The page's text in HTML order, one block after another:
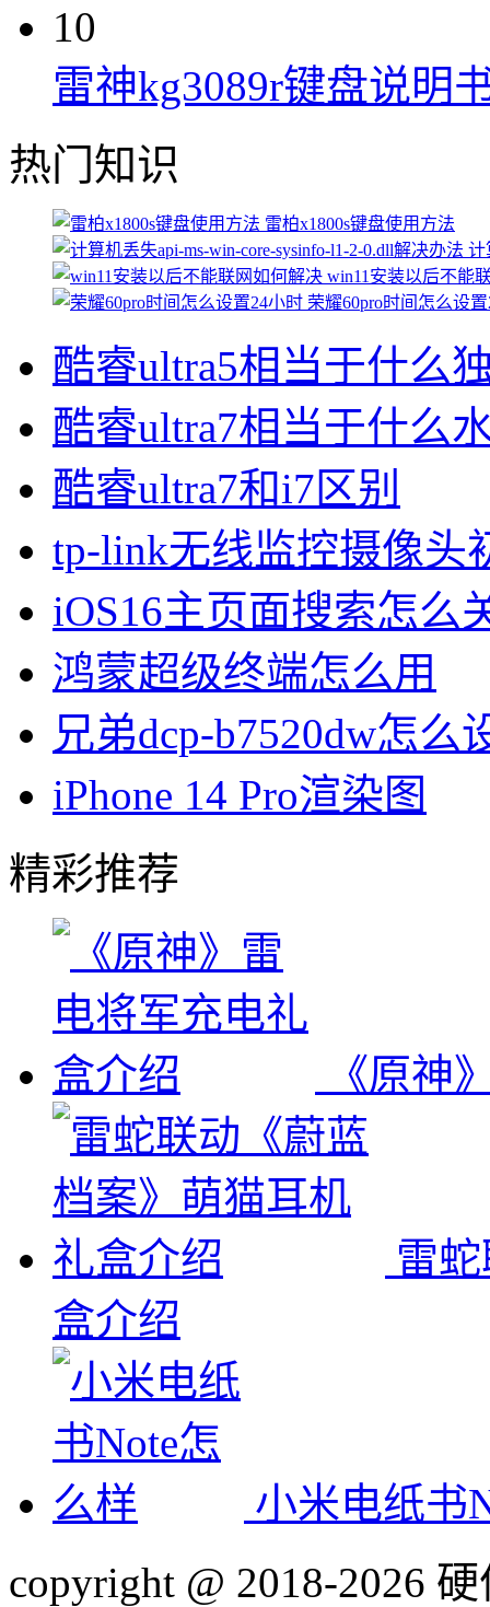
10
雷神kg3089r键盘说明
热门知识
雷柏x1800s键盘使用方法
计
win11安装以后不能
荣耀60pro时间怎么设
酷睿ultra5相当于什么
酷睿ultra7相当于什么
酷睿ultra7和i7区别
tp-link无线监控摄像头
iOS16主页面搜索怎么
鸿蒙超级终端怎么用
兄弟dcp-b7520dw怎么
iPhone 14 Pro渲染图
精彩推荐
《原神
雷
盒介绍
小米电纸书
copyright @ 2018-2026